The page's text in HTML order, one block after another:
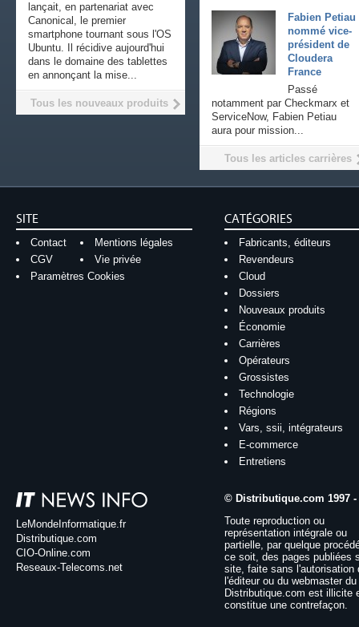
Fabien Petiau
nommé vice-
président de
Cloudera
France
Passé
notamment par Checkmarx et
ServiceNow, Fabien Petiau
aura pour mission...
Tous les articles carrières
lançait, en partenariat avec
Canonical, le premier
smartphone tournant sous l'OS
Ubuntu. Il récidive aujourd'hui
dans le domaine des tablettes
en annonçant la mise...
Tous les nouveaux produits
SITE
Contact
Mentions légales
CGV
Vie privée
Paramètres Cookies
CATÉGORIES
Fabricants, éditeurs
Revendeurs
Cloud
Dossiers
Nouveaux produits
Économie
Carrières
Opérateurs
Grossistes
Technologie
Régions
Vars, ssii, intégrateurs
E-commerce
Entretiens
LeMondeInformatique.fr
Distributique.com
CIO-Online.com
Reseaux-Telecoms.net
© Distributique.com 1997 -
Toute reproduction ou
représentation intégrale ou
partielle, par quelque
ce soit, des pages publiées
site, faite sans l'autorisation
l'éditeur ou du webmaster
Distributique.com est illicite
constitue une contrefaçon.